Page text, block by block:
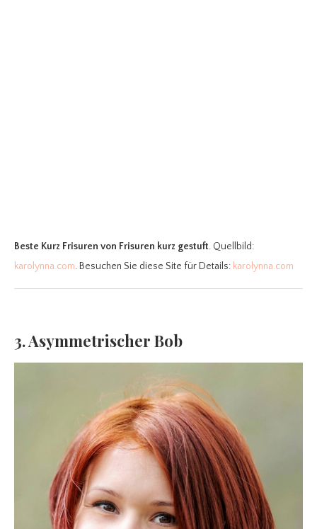
Beste Kurz Frisuren von Frisuren kurz gestuft. Quellbild:
karolynna.com. Besuchen Sie diese Site für Details: karolynna.com
3. Asymmetrischer Bob